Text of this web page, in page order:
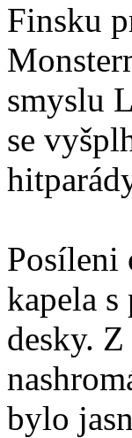
Finsku
smyslu
se
Posíleni
kapela
desky.
bylo